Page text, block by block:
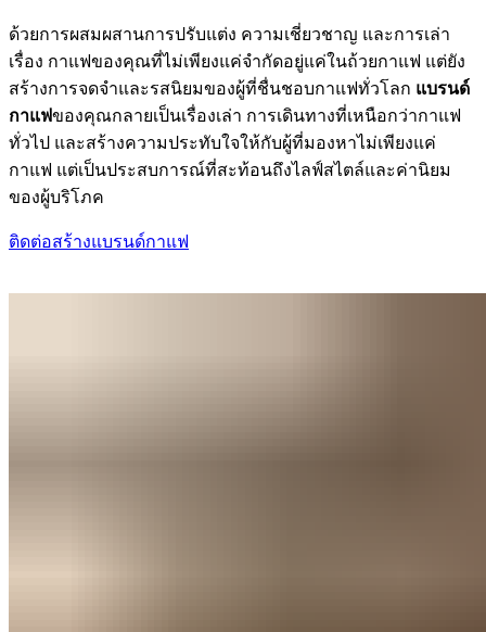
ด้วยการผสมผสานการปรับแต่ง ความเชี่ยวชาญ และการเล่า
เรื่อง กาแฟของคุณที่ไม่เพียงแค่จำกัดอยู่แค่ในถ้วยกาแฟ แต่ยัง
สร้างการจดจำและรสนิยมของผู้ที่ชื่นชอบกาแฟทั่วโลก แบรนด์
กาแฟของคุณกลายเป็นเรื่องเล่า การเดินทางที่เหนือกว่ากาแฟ
ทั่วไป และสร้างความประทับใจให้กับผู้ที่มองหาไม่เพียงแค่
กาแฟ แต่เป็นประสบการณ์ที่สะท้อนถึงไลฟ์สไตล์และค่านิยม
ของผู้บริโภค
ติดต่อสร้างแบรนด์กาแฟ